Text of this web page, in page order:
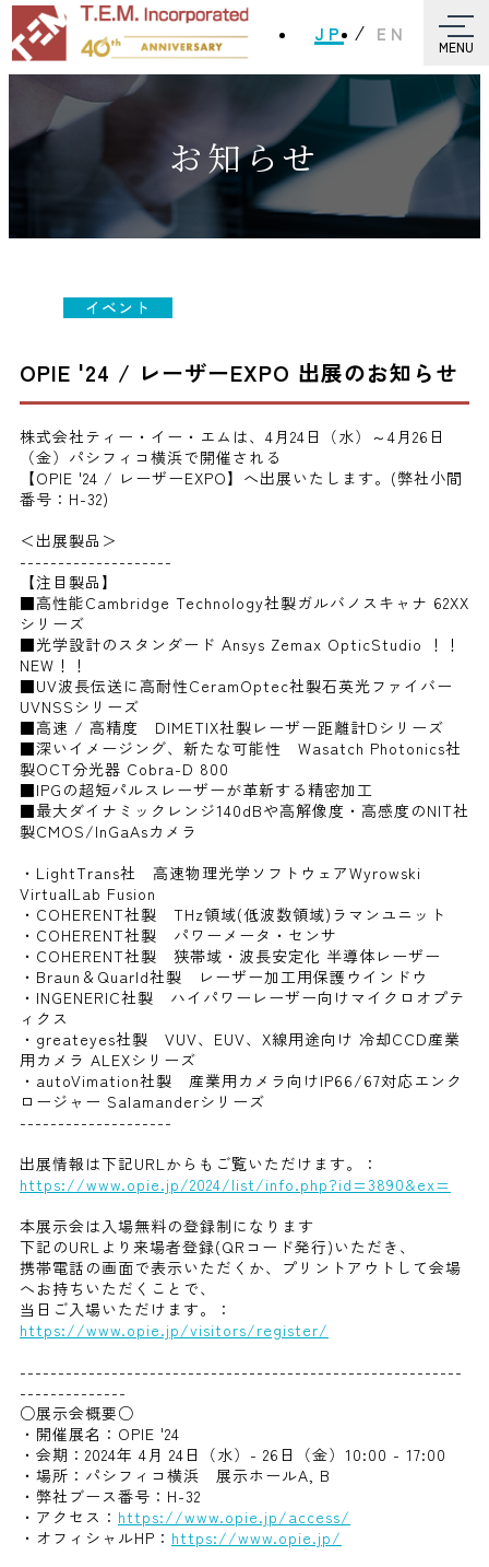
JP EN
MENU
お知らせ
イベント
OPIE '24 / レーザーEXPO 出展のお知らせ
株式会社ティー・イー・エムは、4月24日（水）～4月26日
（金）パシフィコ横浜で開催される
【OPIE '24 / レーザーEXPO】へ出展いたします。(弊社小間
番号：H-32)
＜出展製品＞
--------------------
【注目製品】
■高性能Cambridge Technology社製ガルバノスキャナ 62XX
シリーズ
■光学設計のスタンダード Ansys Zemax OpticStudio ！！
NEW！！
■UV波長伝送に高耐性CeramOptec社製石英光ファイバー
UVNSSシリーズ
■高速 / 高精度 DIMETIX社製レーザー距離計Dシリーズ
■深いイメージング、新たな可能性 Wasatch Photonics社
製OCT分光器 Cobra-D 800
■IPGの超短パルスレーザーが革新する精密加工
■最大ダイナミックレンジ140dBや高解像度・高感度のNIT社
製CMOS/InGaAsカメラ
・LightTrans社 高速物理光学ソフトウェアWyrowski
VirtualLab Fusion
・COHERENT社製 THz領域(低波数領域)ラマンユニット
・COHERENT社製 パワーメータ・センサ
・COHERENT社製 狭帯域・波長安定化 半導体レーザー
・Braun＆Quarld社製 レーザー加工用保護ウインドウ
・INGENERIC社製 ハイパワーレーザー向けマイクロオプテ
ィクス
・greateyes社製 VUV、EUV、X線用途向け 冷却CCD産業
用カメラ ALEXシリーズ
・autoVimation社製 産業用カメラ向けIP66/67対応エンク
ロージャー Salamanderシリーズ
--------------------
出展情報は下記URLからもご覧いただけます。：
https://www.opie.jp/2024/list/info.php?id=3890&ex=
本展示会は入場無料の登録制になります
下記のURLより来場者登録(QRコード発行)いただき、
携帯電話の画面で表示いただくか、プリントアウトして会場
へお持ちいただくことで、
当日ご入場いただけます。：
https://www.opie.jp/visitors/register/
----------------------------------------------------------
--------------
○展示会概要○
・開催展名：OPIE '24
・会期：2024年 4月 24日（水）- 26日（金）10:00 - 17:00
・場所：パシフィコ横浜 展示ホールA, B
・弊社ブース番号：H-32
・アクセス： https://www.opie.jp/access/
・オフィシャルHP： https://www.opie.jp/